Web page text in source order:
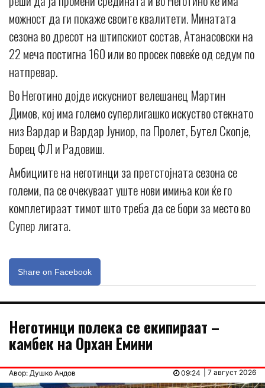
можност да ги покаже своите квалитети. Минатата
сезона во дресот на штипскиот состав, Атанасовски на
22 меча постигна 160 или во просек повеќе од седум по
натпревар.
Во Неготино дојде искусниот велешанец Мартин
Димов, кој има големо суперлигашко искуство стекнато
низ Вардар и Вардар Јуниор, па Пролет, Бутел Скопје,
Борец ФЛ и Радовиш.
Амбициите на неготинци за претстојната сезона се
големи, па се очекуваат уште нови имиња кои ќе го
комплетираат тимот што треба да се бори за место во
Супер лигата.
Share on Facebook
Неготинци полека се екипираат –
камбек на Орхан Емини
Авор: Душко Андов | 7 август 2026
09:24